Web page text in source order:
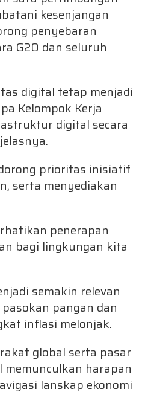
kesenjangan
penyebaran
G20 dan seluruh
digital tetap menjadi
Kelompok Kerja
digital secara
prioritas inisiatif
serta menyediakan
penerapan
bagi lingkungan kita
semakin relevan
pangan dan
inflasi melonjak.
global serta pasar
harapan
lanskap ekonomi